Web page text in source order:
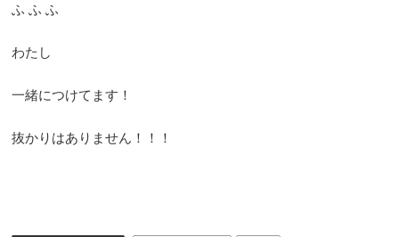
ふ ふ ふ
わたし
一緒につけてます！
抜かりはありません！！！